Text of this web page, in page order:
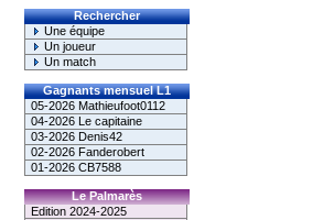
Rechercher
Une équipe
Un joueur
Un match
Gagnants mensuel L1
05-2026 Mathieufoot0112
04-2026 Le capitaine
03-2026 Denis42
02-2026 Fanderobert
01-2026 CB7588
Le Palmarès
Edition 2024-2025